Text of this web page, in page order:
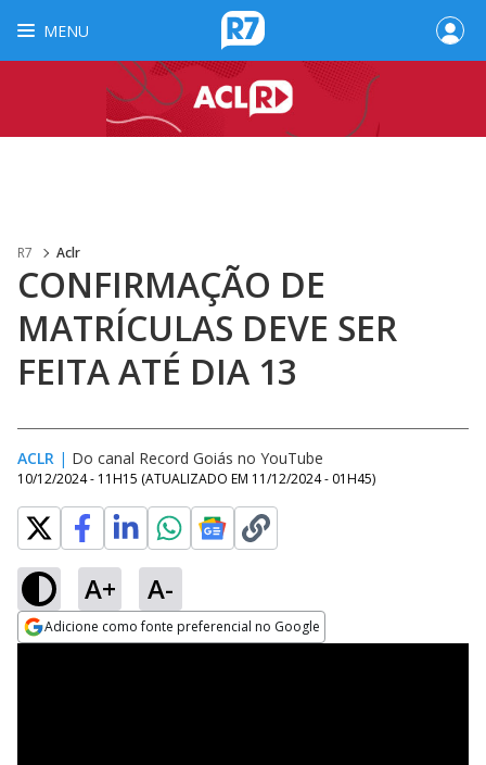
MENU
R7 Aclr
CONFIRMAÇÃO DE
MATRÍCULAS DEVE SER
FEITA ATÉ DIA 13
ACLR | Do canal Record Goiás no YouTube
10/12/2024 - 11H15 (ATUALIZADO EM 11/12/2024 - 01H45)
A+ A-
Adicione como fonte preferencial no Google